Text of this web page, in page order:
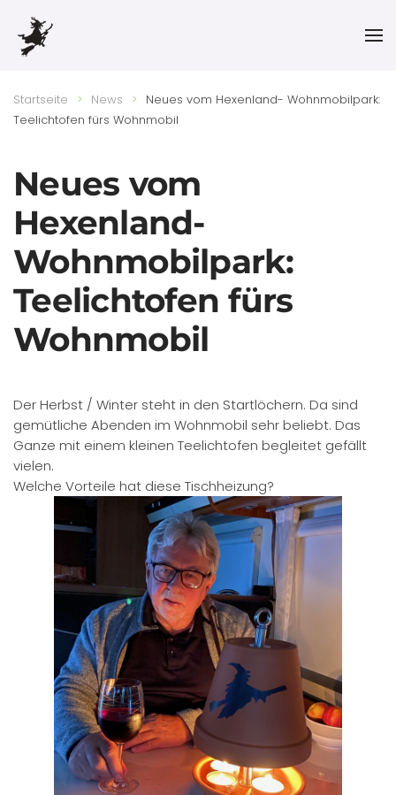
Skip to main content
Startseite News
Neues vom Hexenland- Wohnmobilpark:
Teelichtofen fürs Wohnmobil
Neues vom
Hexenland-
Wohnmobilpark:
Teelichtofen fürs
Wohnmobil
Der Herbst / Winter steht in den Startlöchern. Da sind
gemütliche Abenden im Wohnmobil sehr beliebt. Das
Ganze mit einem kleinen Teelichtofen begleitet gefällt
vielen.
Welche Vorteile hat diese Tischheizung?